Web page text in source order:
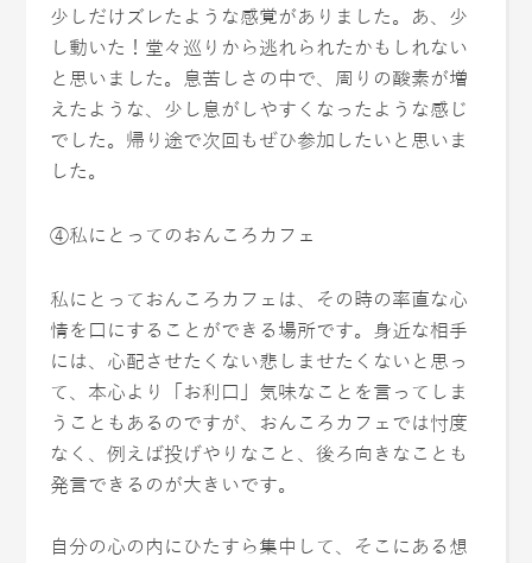
少しだけズレたような感覚がありました。あ、少
し動いた！堂々巡りから逃れられたかもしれない
と思いました。息苦しさの中で、周りの酸素が増
えたような、少し息がしやすくなったような感じ
でした。帰り途で次回もぜひ参加したいと思いま
した。
④私にとってのおんころカフェ
私にとっておんころカフェは、その時の率直な心
情を口にすることができる場所です。身近な相手
には、心配させたくない悲しませたくないと思っ
て、本心より「お利口」気味なことを言ってしま
うこともあるのですが、おんころカフェでは忖度
なく、例えば投げやりなこと、後ろ向きなことも
発言できるのが大きいです。
自分の心の内にひたすら集中して、そこにある想